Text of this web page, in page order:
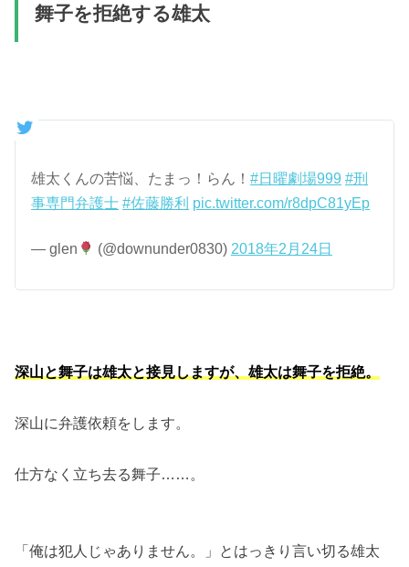
舞子を拒絶する雄太
雄太くんの苦悩、たまっ！らん！#日曜劇場999 #刑
事専門弁護士 #佐藤勝利 pic.twitter.com/r8dpC81yEp
— glen (@downunder0830) 2018年2月24日
深山と舞子は雄太と接見しますが、雄太は舞子を拒絶。
深山に弁護依頼をします。
仕方なく立ち去る舞子……。
「俺は犯人じゃありません。」とはっきり言い切る雄太